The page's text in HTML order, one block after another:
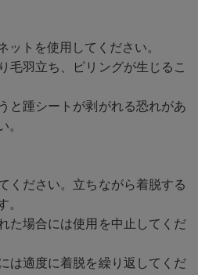
ットを使用してください。
毛羽立ち、ピリングが生じるこ
と踵シートが剥がれる恐れがあ
。
ください。立ちながら着脱する
。
た場合には使用を中止してくだ
は適度に着脱を繰り返してくだ